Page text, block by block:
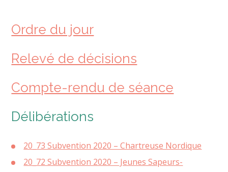
Ordre du jour
Relevé de décisions
Compte-rendu de séance
Délibérations
20_73 Subvention 2020 – Chartreuse Nordique
20_72 Subvention 2020 – Jeunes Sapeurs-